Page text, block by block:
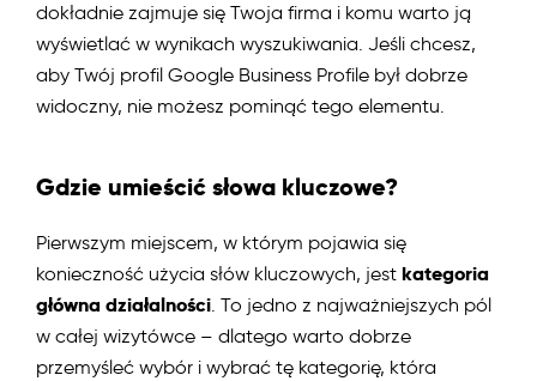
dokładnie zajmuje się Twoja firma i komu warto ją
wyświetlać w wynikach wyszukiwania. Jeśli chcesz,
aby Twój profil Google Business Profile był dobrze
widoczny, nie możesz pominąć tego elementu.
Gdzie umieścić słowa kluczowe?
Pierwszym miejscem, w którym pojawia się
konieczność użycia słów kluczowych, jest kategoria
główna działalności. To jedno z najważniejszych pól
w całej wizytówce – dlatego warto dobrze
przemyśleć wybór i wybrać tę kategorię, która